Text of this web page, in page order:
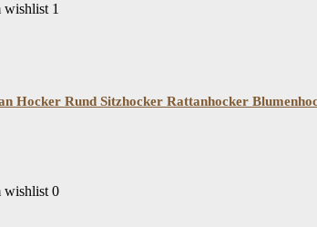
wishlist 1
Hocker Rund Sitzhocker Rattanhocker
wishlist 0